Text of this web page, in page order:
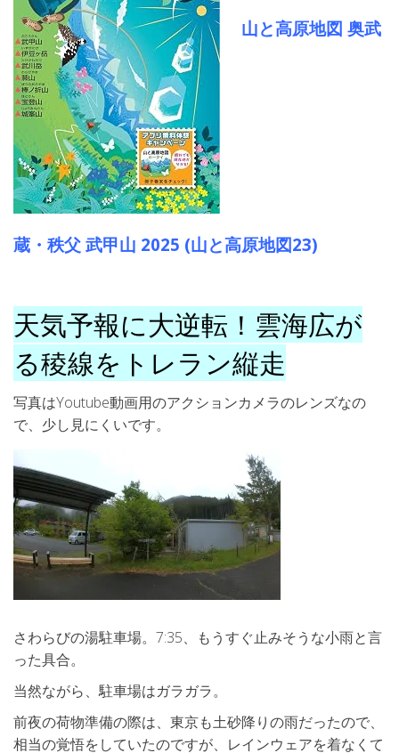
山と高原地図 奥武
蔵・秩父 武甲山 2025 (山と高原地図23)
天気予報に大逆転！雲海広が
る稜線をトレラン縦走
写真はYoutube動画用のアクションカメラのレンズなの
で、少し見にくいです。
さわらびの湯駐車場。7:35、もうすぐ止みそうな小雨と言
った具合。
当然ながら、駐車場はガラガラ。
前夜の荷物準備の際は、東京も土砂降りの雨だったので、
相当の覚悟をしていたのですが、レインウェアを着なくて